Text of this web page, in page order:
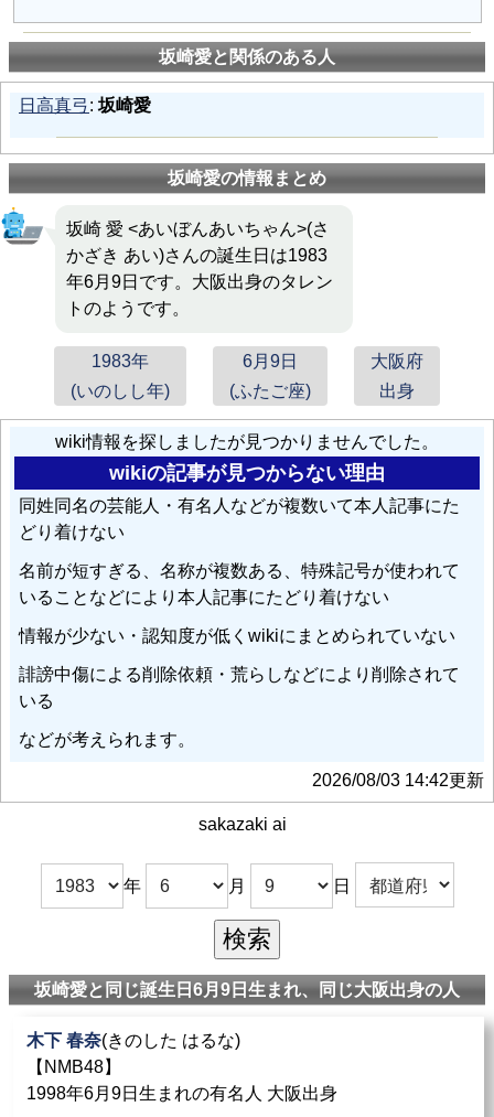
坂崎愛と関係のある人
日高真弓: 坂崎愛
坂崎愛の情報まとめ
坂崎 愛 <あいぼんあいちゃん>(さ
かざき あい)さんの誕生日は1983
年6月9日です。大阪出身のタレン
トのようです。
1983年
(いのしし年)
6月9日
(ふたご座)
大阪府
出身
wiki情報を探しましたが見つかりませんでした。
wikiの記事が見つからない理由
同姓同名の芸能人・有名人などが複数いて本人記事にた
どり着けない
名前が短すぎる、名称が複数ある、特殊記号が使われて
いることなどにより本人記事にたどり着けない
情報が少ない・認知度が低くwikiにまとめられていない
誹謗中傷による削除依頼・荒らしなどにより削除されて
いる
などが考えられます。
2026/08/03 14:42更新
sakazaki ai
年 月 日
坂崎愛と同じ誕生日6月9日生まれ、同じ大阪出身の人
木下 春奈(きのした はるな)
【NMB48】
1998年6月9日生まれの有名人 大阪出身